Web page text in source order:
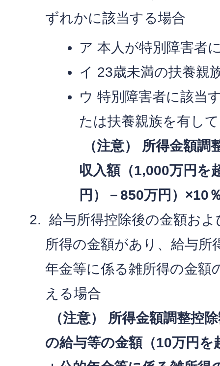
ずれかに該当する場合
ア 本人が特別障害者
イ 23歳未満の扶養親
ウ 特別障害者に該当
たは扶養親族を有し
（注意） 所得金額
収入額（1,000万円を
円）－850万円）×10
給与所得控除後の金額お
所得の金額があり、給与所
年金等に係る雑所得の金額
える場合
（注意） 所得金額調整控
の給与等の金額（10万円